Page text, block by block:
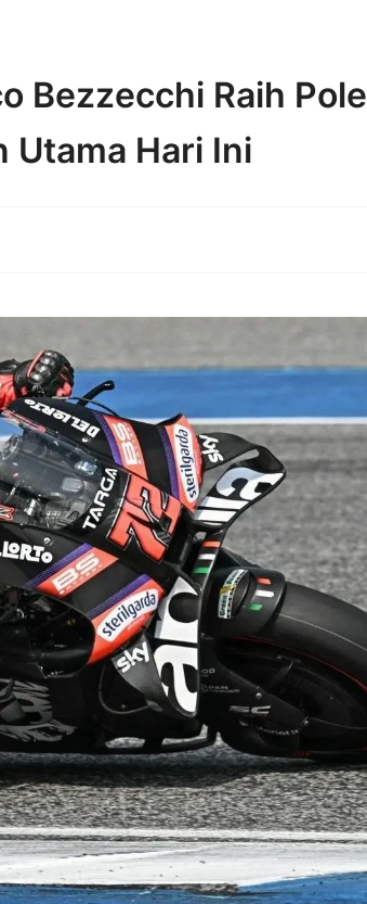
Bezzecchi Raih Pole
Utama Hari Ini